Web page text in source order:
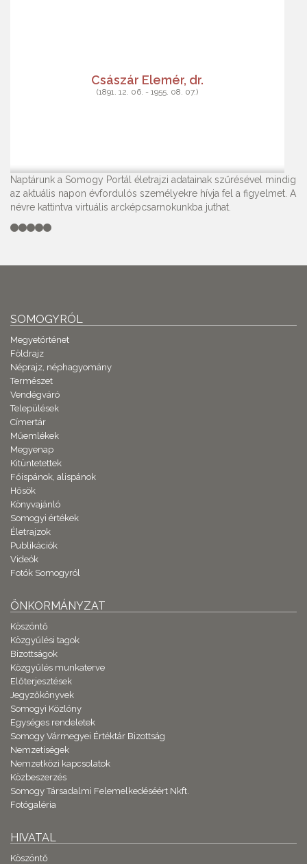
Császár Elemér, dr.
(1891. 12. 06. - 1955. 08. 07.)
Naptárunk a Somogy Portál életrajzi adatainak szűrésével mindig
az aktuális napon évfordulós személyekre hívja fel a figyelmet. A
névre kattintva virtuális arcképcsarnokunkba juthat.
SOMOGYRÓL
Megyetörténet
Földrajz
Néprajz, néphagyomány
Természet
Vendégváró
Települések
Címertár
Műemlékek
Megyenap
Kitüntetettek
Főispánok, alispánok
Hősök
Könyvajánló
Somogyi értékek
Életrajzok
Publikációk
Videók
Fotók Somogyról
ÖNKORMÁNYZAT
Köszöntő
Közgyűlési tagok
Bizottságok
Közgyűlés munkaterve
Előterjesztések
Jegyzőkönyvek
Somogyi Közlöny
Egységes rendeletek
Somogy Vármegyei Értéktár Bizottság
Nemzetiségek
Nemzetközi kapcsolatok
Közbeszerzés
Somogy Társadalmi Felemelkedéséért Nkft.
Fotógaléria
HIVATAL
Köszöntő